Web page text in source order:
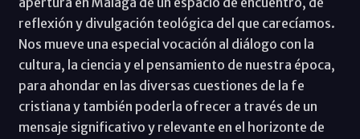
reflexión y divulgación teológica del que carecíamos.
Nos mueve una especial vocación al diálogo con la
cultura, la ciencia y el pensamiento de nuestra época,
para ahondar en las diversas cuestiones de la fe
cristiana y también poderla ofrecer a través de un
mensaje significativo y relevante en el horizonte de